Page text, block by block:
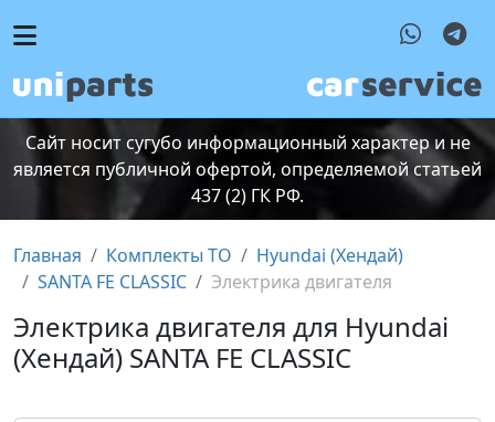
Сайт носит сугубо информационный характер и не
является публичной офертой, определяемой статьей
437 (2) ГК РФ.
Главная Комплекты ТО
Hyundai (Хендай)
SANTA FE CLASSIC
Электрика двигателя
Электрика двигателя для Hyundai
(Хендай) SANTA FE CLASSIC